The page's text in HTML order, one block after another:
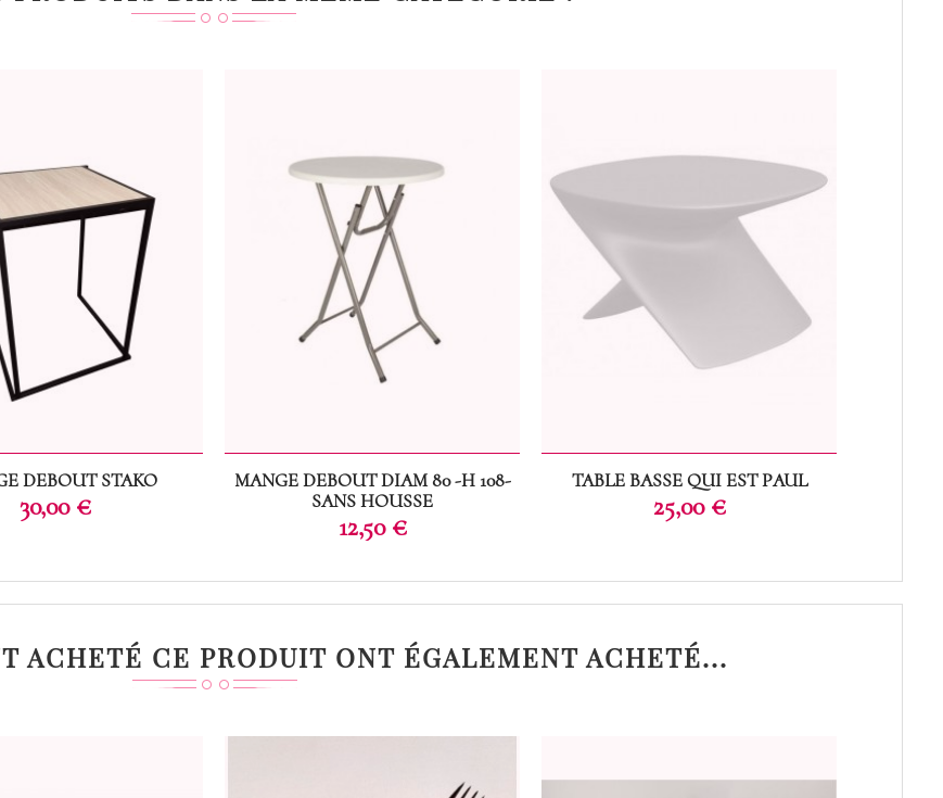
DEBOUT STAKO
Prix
30,00 €
MANGE DEBOUT DIAM 80 -H 108-
SANS HOUSSE
Prix
12,50 €
TABLE BASSE QUI EST PAUL
Prix
25,00 €
ACHETÉ CE PRODUIT ONT ÉGALEMENT ACHETÉ...